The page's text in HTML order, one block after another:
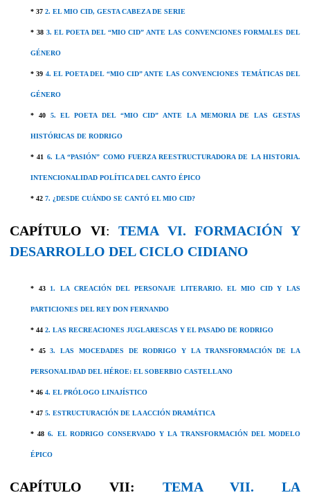
* 37 2. EL MIO CID, GESTA CABEZA DE SERIE
* 38 3. EL POETA DEL “MIO CID” ANTE LAS CONVENCIONES FORMALES DEL
GÉNERO
* 39 4. EL POETA DEL “MIO CID” ANTE LAS CONVENCIONES TEMÁTICAS DEL
GÉNERO
* 40 5. EL POETA DEL “MIO CID” ANTE LA MEMORIA DE LAS GESTAS
HISTÓRICAS DE RODRIGO
* 41 6. LA “PASIÓN” COMO FUERZA REESTRUCTURADORA DE LA HISTORIA.
INTENCIONALIDAD POLÍTICA DEL CANTO ÉPICO
* 42 7. ¿DESDE CUÁNDO SE CANTÓ EL MIO CID?
CAPÍTULO VI:TEMA VI. FORMACIÓN Y
DESARROLLO DEL CICLO CIDIANO
* 43 1. LA CREACIÓN DEL PERSONAJE LITERARIO. EL MIO CID Y LAS
PARTICIONES DEL REY DON FERNANDO
* 44 2. LAS RECREACIONES JUGLARESCAS Y EL PASADO DE RODRIGO
* 453. LAS MOCEDADES DE RODRIGO Y LA TRANSFORMACIÓN DE LA
PERSONALIDAD DEL HÉROE: EL SOBERBIO CASTELLANO
* 46 4. EL PRÓLOGO LINAJÍSTICO
* 47 5. ESTRUCTURACIÓN DE LA ACCIÓN DRAMÁTICA
* 486. EL RODRIGO CONSERVADO Y LA TRANSFORMACIÓN DEL MODELO
ÉPICO
CAPÍTULO VII: TEMA VII. LA